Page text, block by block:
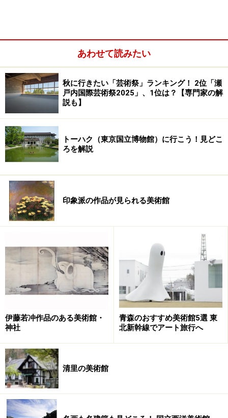
青森県立美術館 外観
新幹線の終着駅、新青森駅から車でわずか10分、日本最
大級の縄文集落跡である三内丸山遺跡の隣にある青森県
立美術館は建築家、青木淳によって設計されました。遺
跡発掘跡に着想を得て設計された美術館の展示空間は、
細かく区切って掘られたトレンチ（遺跡発掘現場にでき
た溝のこと）のように幾何学模様に切り込まれ、白い建
2006年の開館から青森の芸術風土を世界に発信するた
め、棟方志功や寺山修司、奈良美智に成田亨など青森出
身のアーティストの作品を収蔵、展示しています。
そのなかでも奈良美智「あおもり犬」は、この美術館の
シンボル。うなだれ気味ですがそこがなんともいえずか
わいらしい。冬にはあおもり犬の頭に雪がつもり、帽子
をかぶっているように見えます。
あわせて読みたい
秋に行きたい「芸術祭」ランキング！ 2位「瀬
戸内国際芸術祭2025」、1位は？【専門家の解
説も】
トーハク（東京国立博物館）に行こう！見どこ
ろを解説
印象派の作品が見られる美術館
伊藤若冲作品のある美術館・
神社
青森のおすすめ美術館5選 東
北新幹線でアート旅行へ
清里の美術館